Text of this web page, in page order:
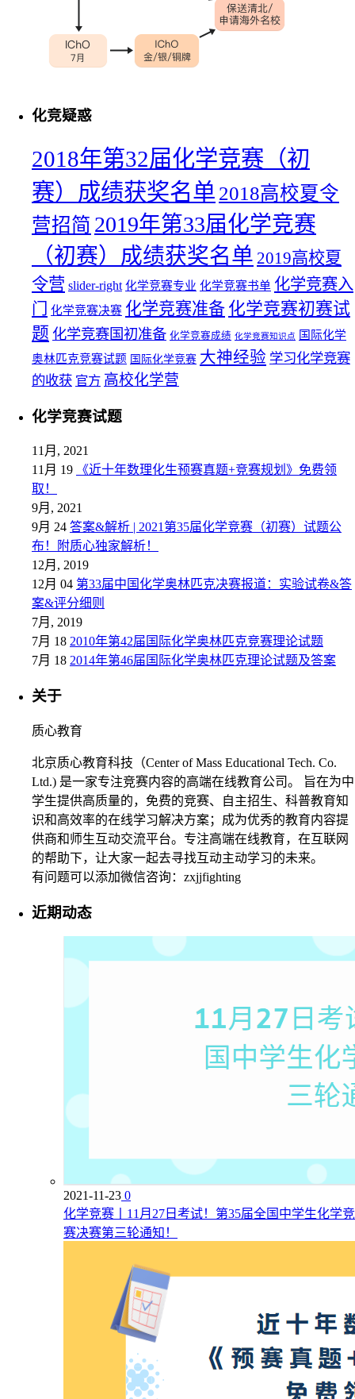
化竞疑惑
2018年第32届化学竞赛（初
赛）成绩获奖名单 2018高校夏令
营招简 2019年第33届化学竞赛
（初赛）成绩获奖名单 2019高校夏
令营 slider-right 化学竞赛专业 化学竞赛书单 化学竞赛入
门
化学竞赛决赛 化学竞赛准备 化学竞赛初赛试
题 化学竞赛国初准备 化学竞赛成绩 化学竞赛知识点
国际化学
奥林匹克竞赛试题 国际化学竞赛 大神经验 学习化学竞赛
的收获 官方 高校化学营
化学竞赛试题
11月, 2021
11月 19
《近十年数理化生预赛真题+竞赛规划》免费领
取！
9月, 2021
9月 24 答案&解析 | 2021第35届化学竞赛（初赛）试题公
布！附质心独家解析！
12月, 2019
12月 04 第33届中国化学奥林匹克决赛报道：实验试卷&答
案&评分细则
7月, 2019
7月 18 2010年第42届国际化学奥林匹克竞赛理论试题
7月 18 2014年第46届国际化学奥林匹克理论试题及答案
关于
质心教育
北京质心教育科技（Center of Mass Educational Tech. Co.
Ltd.) 是一家专注竞赛内容的高端在线教育公司。 旨在为中
学生提供高质量的，免费的竞赛、自主招生、科普教育知
识和高效率的在线学习解决方案；成为优秀的教育内容提
供商和师生互动交流平台。专注高端在线教育，在互联网
的帮助下，让大家一起去寻找互动主动学习的未来。
有问题可以添加微信咨询：zxjjfighting
近期动态
2021-11-23 0
化学竞赛丨11月27日考试！第35届全国中学生化学竞
赛决赛第三轮通知！